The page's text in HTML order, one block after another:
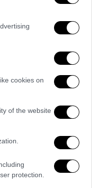
cookies on
of the website
protection.